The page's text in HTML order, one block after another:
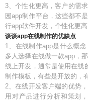
3、个性化更高，客户的需
园app制作平台，这些都不
行app软件开发，个性化更高
谈谈app在线制作的优缺点
1、在线制作app是什么概
多人选择在线做一款app，
线上开发，通常是使用在线
制作模板，有些是开放的，
2、在线开发客户端的优势
用对产品进行分析和策划